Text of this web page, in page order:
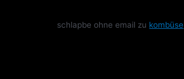
schlapbe ohne email zu kombüse